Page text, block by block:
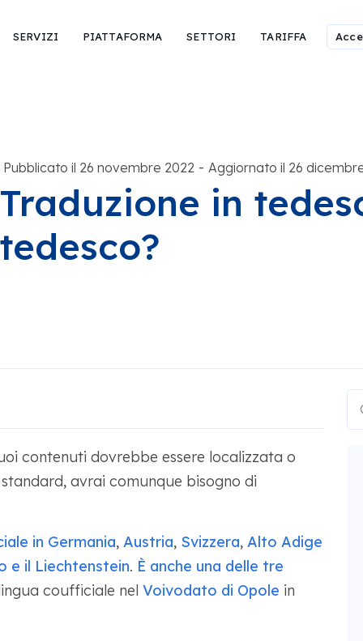
SERVIZI PIATTAFORMA SETTORI TARIFFA
Pubblicato il 26 novembre 2022 - Aggiornato il 26
in
contenuti dovrebbe essere localizzata o
avrai comunque bisogno di
in Germania, Austria, Svizzera, Alto Adige
e il Liechtenstein. È anche una delle tre
coufficiale nel Voivodato di Opole in